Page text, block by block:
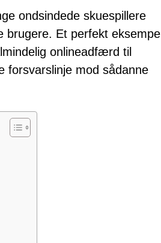
ondsindede skuespillere
brugere. Et perfekt eksempel
onlineadfærd til
forsvarslinje mod sådanne